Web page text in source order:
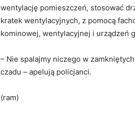
wentylację pomieszczeń, stosować
kratek wentylacyjnych, z pomocą
kominowej, wentylacyjnej i urządzeń
– Nie spalajmy niczego w
czadu – apelują policjanci.
(ram)